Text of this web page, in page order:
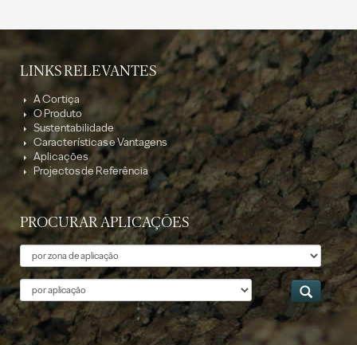
LINKS RELEVANTES
A Cortiça
O Produto
Sustentabilidade
Características e Vantagens
Aplicações
Projectos de Referência
PROCURAR APLICAÇÕES
Tema
Aplicação